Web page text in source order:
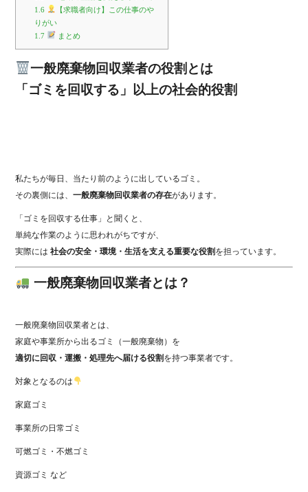
1.6
【求職者向け】この仕事のや
りがい
1.7
まとめ
一般廃棄物回収業者の役割とは
「ゴミを回収する」以上の社会的役割
私たちが毎日、当たり前のように出しているゴミ。
その裏側には、一般廃棄物回収業者の存在があります。
「ゴミを回収する仕事」と聞くと、
単純な作業のように思われがちですが、
実際には社会の安全・環境・生活を支える重要な役割 を担っています。
一般廃棄物回収業者とは？
一般廃棄物回収業者とは、
家庭や事業所から出るゴミ（一般廃棄物）を
適切に回収・運搬・処理先へ届ける役割 を持つ事業者です。
対象となるのは
家庭ゴミ
事業所の日常ゴミ
可燃ゴミ・不燃ゴミ
資源ゴミ など